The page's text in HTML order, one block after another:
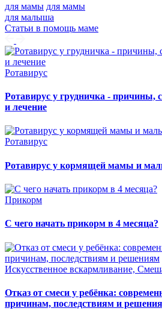
для мамы для мамы
для малыша
Статьи в помощь маме
Ротавирус
Ротавирус у грудничка - причины,
и лечение
Ротавирус
Ротавирус у кормящей мамы и
Прикорм
С чего начать прикорм в 4 месяца?
Искусственное вскармливание,
Отказ от смеси у ребёнка:
причинам, последствиям и